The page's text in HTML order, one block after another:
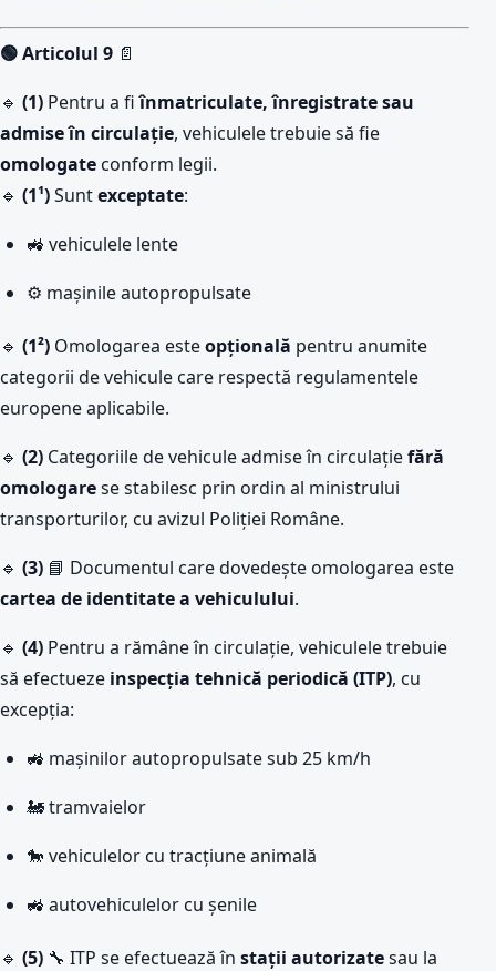
🟢 Articolul 9 📄
🔹 (1) Pentru a fiînmatriculate, înregistrate sau
admise în circulație, vehiculele trebuie să fie
omologate conform legii.
🔹 (1¹)Suntexceptate:
🚜 vehiculele lente
⚙️ mașinile autopropulsate
🔹 (1²) Omologarea esteopțională pentru anumite
categorii de vehicule care respectă regulamentele
europene aplicabile.
🔹 (2) Categoriile de vehicule admise în circulațiefără
omologarese stabilesc prin ordin al ministrului
transporturilor, cu avizul Poliției Române.
🔹 (3) 📘 Documentul care dovedește omologarea este
cartea de identitate a vehiculului.
🔹 (4) Pentru a rămâne în circulație, vehiculele trebuie
să efectueze inspecția tehnică periodică (ITP), cu
excepția:
🚜 mașinilor autopropulsate sub 25 km/h
🚂 tramvaielor
🐎 vehiculelor cu tracțiune animală
🚜 autovehiculelor cu șenile
🔹 (5) 🔧 ITP se efectuează în stații autorizatesau la